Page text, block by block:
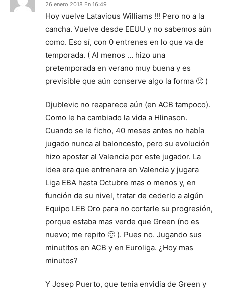
26 enero 2018 En 16:49
Hoy vuelve Latavious Williams !!! Pero no a la
cancha. Vuelve desde EEUU y no sabemos aún
como. Eso sí, con 0 entrenes en lo que va de
temporada. ( Al menos … hizo una
pretemporada en verano muy buena y es
previsible que aún conserve algo la forma 🙂 )
Djublevic no reaparece aún (en ACB tampoco).
Como le ha cambiado la vida a Hlinason.
Cuando se le ficho, 40 meses antes no había
jugado nunca al baloncesto, pero su evolución
hizo apostar al Valencia por este jugador. La
idea era que entrenara en Valencia y jugara
Liga EBA hasta Octubre mas o menos y, en
función de su nivel, tratar de cederlo a algún
Equipo LEB Oro para no cortarle su progresión,
porque estaba mas verde que Green (no es
nuevo; me repito 🙂 ). Pues no. Jugando sus
minutitos en ACB y en Euroliga. ¿Hoy mas
minutos?
Y Josep Puerto, que tenia envidia de Green y